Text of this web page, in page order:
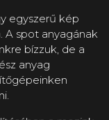
egyszerű kép
A spot anyagának
bízzuk, de a
anyag